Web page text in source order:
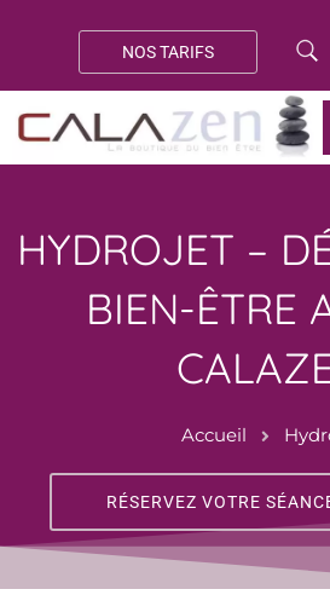
NOS TARIFS
HYDROJET –
BIEN-ÊTRE
Accueil
RÉSERVEZ VOTRE